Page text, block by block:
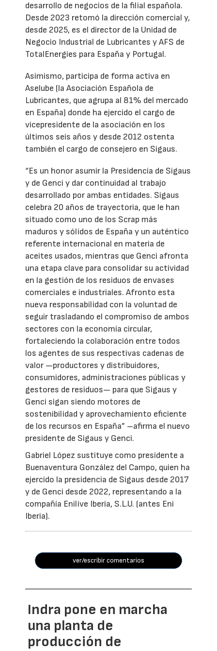
desarrollo de negocios de la filial española.
Desde 2023 retomó la dirección comercial y,
desde 2025, es el director de la Unidad de
Negocio Industrial de Lubricantes y AFS de
TotalEnergies para España y Portugal.
Asimismo, participa de forma activa en
Aselube (la Asociación Española de
Lubricantes, que agrupa al 81% del mercado
en España) donde ha ejercido el cargo de
vicepresidente de la asociación en los
últimos seis años y desde 2012 ostenta
también el cargo de consejero en Sigaus.
“Es un honor asumir la Presidencia de Sigaus
y de Genci y dar continuidad al trabajo
desarrollado por ambas entidades. Sigaus
celebra 20 años de trayectoria, que le han
situado como uno de los Scrap más
maduros y sólidos de España y un auténtico
referente internacional en materia de
aceites usados, mientras que Genci afronta
una etapa clave para consolidar su actividad
en la gestión de los residuos de envases
comerciales e industriales. Afronto esta
nueva responsabilidad con la voluntad de
seguir trasladando el compromiso de ambos
sectores con la economía circular,
fortaleciendo la colaboración entre todos
los agentes de sus respectivas cadenas de
valor —productores y distribuidores,
consumidores, administraciones públicas y
gestores de residuos— para que Sigaus y
Genci sigan siendo motores de
sostenibilidad y aprovechamiento eficiente
de los recursos en España” –afirma el nuevo
presidente de Sigaus y Genci.
Gabriel López sustituye como presidente a
Buenaventura González del Campo, quien ha
ejercido la presidencia de Sigaus desde 2017
y de Genci desde 2022, representando a la
compañía Enilive Iberia, S.L.U. (antes Eni
Iberia).
ver/escribir comentarios
Indra pone en marcha
una planta de
producción de